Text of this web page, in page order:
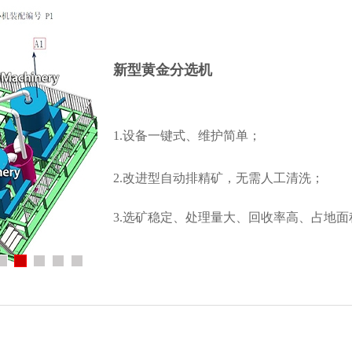
新型黄金分选机
1.设备一键式、维护简单；
2.改进型自动排精矿，无需人工清洗；
3.选矿稳定、处理量大、回收率高、占地面